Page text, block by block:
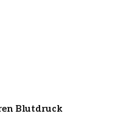
Blutdruck